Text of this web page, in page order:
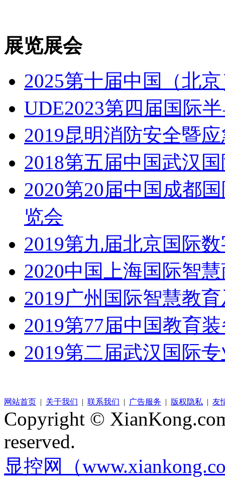
展览展会
2025第十届中国（北
UDE2023第四届国际
2019昆明消防安全暨
2018第五届中国武汉
2020第20届中国成都
览会
2019第九届北京国际
2020中国上海国际智
2019广州国际智慧教
2019第77届中国教育
2019第二届武汉国际
网站首页 | 关于我们 | 联系我们 | 广告服务 | 版权隐私 | 友
Copyright ©
reserved.
显控网（